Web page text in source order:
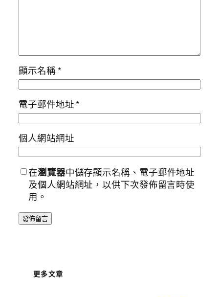
顯示名稱*
電子郵件地址*
個人網站網址
在瀏覽器中儲存顯示名稱、電子郵件地址
及個人網站網址，以供下次發佈留言時使
用。
更多文章